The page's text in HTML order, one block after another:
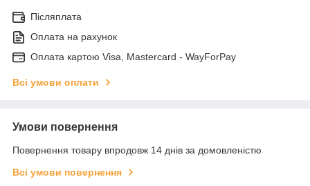
Післяплата
Оплата на рахунок
Оплата картою Visa, Mastercard - WayForPay
Всі умови оплати
Умови повернення
Повернення товару впродовж 14 днів за домовленістю
Всі умови повернення